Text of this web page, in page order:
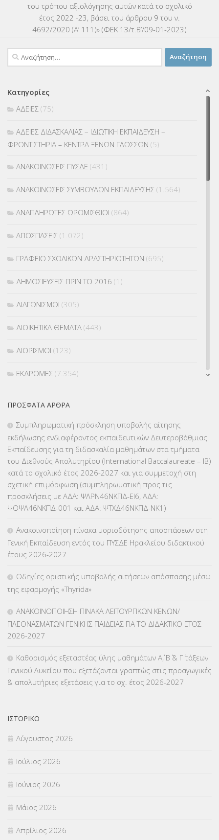
του τρόπου αξιολόγησης αυτών κατά το σχολικό
έτος 2022 -23, βάσει του άρθρου 9 του ν.
4692/2020 (Α’ 111)» (ΦΕΚ 13/τ.Β’/09-01-2023)
Αναζήτηση
για:
Κατηγορίες
ΑΔΕΙΕΣ (75)
ΑΔΕΙΕΣ ΔΙΔΑΣΚΑΛΙΑΣ – ΙΔΙΩΤΙΚΗ ΕΚΠΑΙΔΕΥΣΗ –
ΦΡΟΝΤΙΣΤΗΡΙΑ – ΚΕΝΤΡΑ ΞΕΝΩΝ ΓΛΩΣΣΩΝ (5)
ΑΝΑΚΟΙΝΩΣΕΙΣ ΠΥΣΔΕ (431)
ΑΝΑΚΟΙΝΩΣΕΙΣ ΣΥΜΒΟΥΛΩΝ ΕΚΠΑΙΔΕΥΣΗΣ (1.564)
ΑΝΑΠΛΗΡΩΤΕΣ ΩΡΟΜΙΣΘΙΟΙ (864)
ΑΠΟΣΠΑΣΕΙΣ (1.072)
ΓΡΑΦΕΙΟ ΣΧΟΛΙΚΩΝ ΔΡΑΣΤΗΡΙΟΤΗΤΩΝ (695)
ΔΗΜΟΣΙΕΥΣΕΙΣ ΠΡΙΝ ΤΟ 2016 (1)
ΔΙΑΓΩΝΙΣΜΟΙ (305)
ΔΙΟΙΚΗΤΙΚΑ ΘΕΜΑΤΑ (443)
ΔΙΟΡΙΣΜΟΙ (123)
ΕΚΔΡΟΜΕΣ (7.354)
ΕΠΙΜΟΡΦΩΣΗ Τ.Π.Ε.(10)
ΕΥΡΩΠΑΪΚΑ ΠΡΟΓΡΑΜΜΑΤΑ(230)
ΚΕΣΥ (60)
ΚΕΣΥΠ(109)
ΚΠγ – ΚΡΑΤΙΚΟ ΠΙΣΤΟΠΟΙΗΤΙΚΟ ΓΛΩΣΣΟΜΑΘΕΙΑΣ(135)
ΚΠπ- ΚΡΑΤΙΚΟ ΠΙΣΤΟΠΟΙΗΤΙΚΟ ΠΛΗΡΟΦΟΡΙΚΗΣ
ΛΟΙΠΑ(309)
ΜΕΤΑΘΕΣΕΙΣ-ΤΟΠΟΘΕΤΗΣΕΙΣ ΒΕΛΤΙΩΣΕΙΣ(319)
ΜΕΤΑΦΟΡΑ ΜΑΘΗΤΩΝ(3)
ΟΙΚΟΝΟΜΙΚΑ ΘΕΜΑΤΑ
Π.Ε.Κ. ΗΡΑΚΛΕΙΟΥ
ΠΑΝΕΛΛΑΔΙΚΕΣ ΕΞΕΤΑΣΕΙΣ
ΠΡΟΚΗΡΥΞΕΙΣ
ΣΕΜΙΝΑΡΙΑ – ΗΜΕΡΙΔΕΣ
ΣΕΠ(50)
ΠΡΌΣΦΑΤΑ ΆΡΘΡΑ
Συμπληρωματική πρόσκληση υποβολής αίτησης
εκδήλωσης ενδιαφέροντος εκπαιδευτικών Δευτεροβάθμιας
Εκπαίδευσης για τη διδασκαλία μαθημάτων στα τμήματα
του Διεθνούς Απολυτηρίου (International Baccalaureate – IB)
κατά το σχολικό έτος 2026-2027 και για συμμετοχή στη
σχετική επιμόρφωση (συμπληρωματική προς τις
προσκλήσεις με ΑΔΑ: ΨΛΡΝ46ΝΚΠΔ-ΕΙ6, ΑΔΑ:
ΨΟΨΛ46ΝΚΠΔ-001 και ΑΔΑ: ΨΤΧΔ46ΝΚΠΔ-ΝΚ1)
Ανακοινοποίηση πίνακα μοριοδότησης αποσπάσεων στη
Γενική Εκπαίδευση εντός του ΠΥΣΔΕ Ηρακλείου διδακτικού
έτους 2026-2027
Οδηγίες οριστικής υποβολής αιτήσεων απόσπασης μέσω
της εφαρμογής «Thyrida»
ΑΝΑΚΟΙΝΟΠΟΙΗΣΗ ΠΙΝΑΚΑ ΛΕΙΤΟΥΡΓΙΚΩΝ ΚΕΝΩΝ/
ΠΛΕΟΝΑΣΜΑΤΩΝ ΓΕΝΙΚΗΣ ΠΑΙΔΕΙΑΣ ΓΙΑ ΤΟ ΔΙΔΑΚΤΙΚΟ ΕΤΟΣ
2026-2027
Καθορισμός εξεταστέας ύλης μαθημάτων Α΄, Β΄ & Γ΄ τάξεων
Γενικού Λυκείου που εξετάζονται γραπτώς στις προαγωγικές
& απολυτήριες εξετάσεις για το σχ. έτος 2026-2027
ΙΣΤΟΡΙΚΌ
Αύγουστος 2026
Ιούλιος 2026
Ιούνιος 2026
Μάιος 2026
Απρίλιος 2026